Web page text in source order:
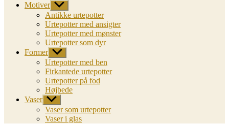
Motiver Vis
undermenu
Antikke urtepotter
Urtepotter med ansigter
Urtepotter med mønster
Urtepotter som dyr
Former Vis
undermenu
Urtepotter med ben
Firkantede urtepotter
Urtepotter på fod
Højbede
Vaser Vis
undermenu
Vaser som urtepotter
Vaser i glas